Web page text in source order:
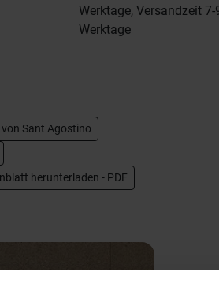
Werktage, Versandzeit 7-
Werktage
von Sant Agostino
herunterladen - PDF